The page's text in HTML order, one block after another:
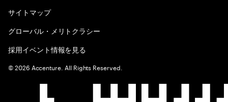
サイトマップ
グローバル・メリトクラシー
採用イベント情報を見る
©2026 Accenture. All Rights Reserved.